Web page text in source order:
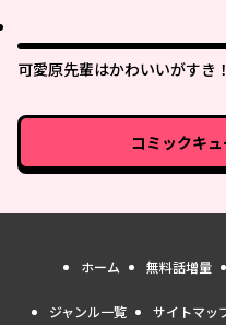
可愛原先輩はかわいいがすき！
コミックキュ
ホーム 無料話増量
ジャンル一覧 サイトマッ